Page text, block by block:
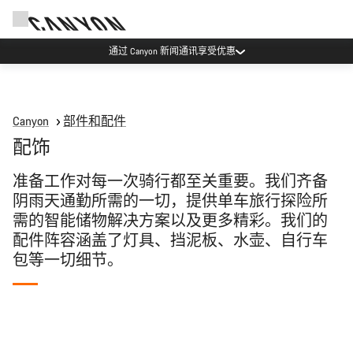
通过 Canyon 新闻通讯享受优惠
Canyon 部件和配件
配饰
准备工作对每一次骑行都至关重要。我们齐备
阴雨天通勤所需的一切，提供单车旅行探险所
需的智能储物解决方案以及更多精彩。我们的
配件阵容涵盖了灯具、挡泥板、水壶、自行车
包等一切细节。